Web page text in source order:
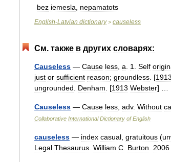
bez iemesla nepamatots
English-Latvian dictionary> causeless
См. также в других словарях:
Causeless — Cause less a 1 Self
just or sufficient reason; groundless . [1913
ungrounded
Denham . [1913 Webster] …
Causeless — Cause less adv. Without
Collaborative International Dictionary of English
causeless — index casual gratuitous (
Legal Thesaurus William C Burton 2006